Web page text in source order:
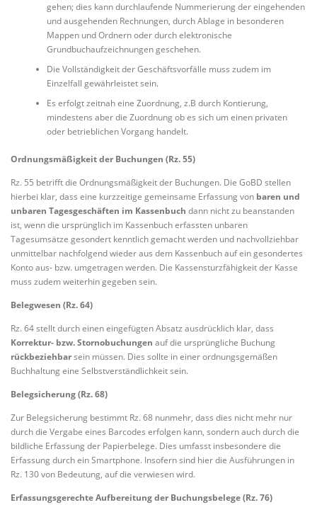
gehen; dies kann durchlaufende Nummerierung der eingehenden
und ausgehenden Rechnungen, durch Ablage in besonderen
Mappen und Ordnern oder durch elektronische
Grundbuchaufzeichnungen geschehen.
Die Vollständigkeit der Geschäftsvorfälle muss zudem im
Einzelfall gewährleistet sein.
Es erfolgt zeitnah eine Zuordnung, z.B durch Kontierung,
mindestens aber die Zuordnung ob es sich um einen privaten
oder betrieblichen Vorgang handelt.
Ordnungsmäßigkeit der Buchungen (Rz. 55)
Rz. 55 betrifft die Ordnungsmäßigkeit der Buchungen. Die GoBD stellen
hierbei klar, dass eine kurzzeitige gemeinsame Erfassung von baren und
unbaren Tagesgeschäften im Kassenbuch dann nicht zu beanstanden
ist, wenn die ursprünglich im Kassenbuch erfassten unbaren
Tagesumsätze gesondert kenntlich gemacht werden und nachvollziehbar
unmittelbar nachfolgend wieder aus dem Kassenbuch auf ein gesondertes
Konto aus- bzw. umgetragen werden. Die Kassensturzfähigkeit der Kasse
muss zudem weiterhin gegeben sein.
Belegwesen (Rz. 64)
Rz. 64 stellt durch einen eingefügten Absatz ausdrücklich klar, dass
Korrektur- bzw. Stornobuchungen auf die ursprüngliche Buchung
rückbeziehbarsein müssen. Dies sollte in einer ordnungsgemäßen
Buchhaltung eine Selbstverständlichkeit sein.
Belegsicherung (Rz. 68)
Zur Belegsicherung bestimmt Rz. 68 nunmehr, dass dies nicht mehr nur
durch die Vergabe eines Barcodes erfolgen kann, sondern auch durch die
bildliche Erfassung der Papierbelege. Dies umfasst insbesondere die
Erfassung durch ein Smartphone. Insofern sind hier die Ausführungen in
Rz. 130 von Bedeutung, auf die verwiesen wird.
Erfassungsgerechte Aufbereitung der Buchungsbelege (Rz. 76)